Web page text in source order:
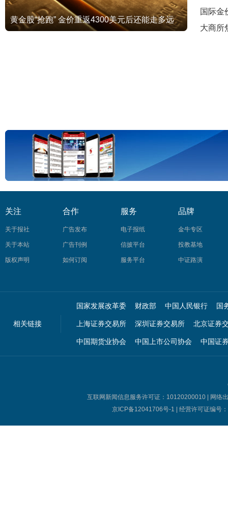
黄金股“抢跑” 金价重返4300美元后还能走多远
国际金
大商所